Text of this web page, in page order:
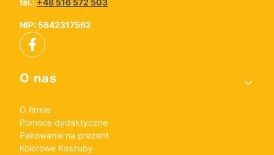
tel.: +48 516 572 503
NIP: 5842317562
Linki w stopce
O nas
O firmie
Pomoce dydaktyczne
Pakowanie na prezent
Kolorowe Kaszuby